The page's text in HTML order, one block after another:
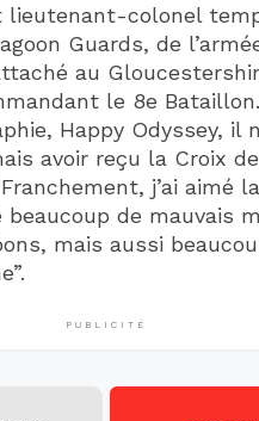
lieutenant-colonel
Guards, de
au
le 8e
Happy Odyssey, il
avoir reçu la Croix
j’ai aimé
beaucoup de mauvais
mais aussi
PUBLICITÉ